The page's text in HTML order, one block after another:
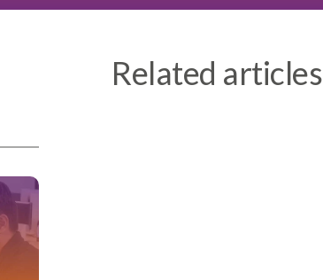
Related articles